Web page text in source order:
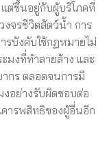
ต่ขึ้นอยู่กับผู้บริโภคที่
งจรชีวิตสัตว์น้ำ การ
บังคับใช้กฏหมายไม่
มงที่ทำลายล้าง และ
กร ตลอดจนการมี
อย่างรับผิดชอบต่อ
คารพสิทธิของผู้อื่นอีก